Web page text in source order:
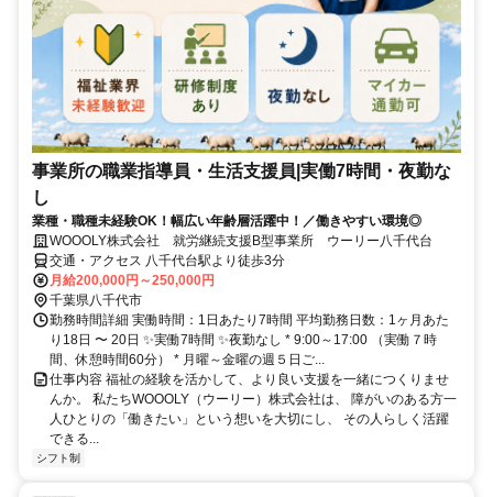
事業所の職業指導員・生活支援員|実働7時間・夜勤な
し
業種・職種未経験OK！幅広い年齢層活躍中！／働きやすい環境◎
WOOOLY株式会社 就労継続支援B型事業所 ウーリー八千代台
交通・アクセス 八千代台駅より徒歩3分
月給200,000円～250,000円
千葉県八千代市
勤務時間詳細 実働時間：1日あたり7時間 平均勤務日数：1ヶ月あた
り18日 〜 20日 ✨実働7時間 ✨夜勤なし * 9:00～17:00 （実働７時
間、休憩時間60分） * 月曜～金曜の週５日ご...
仕事内容 福祉の経験を活かして、より良い支援を一緒につくりませ
んか。 私たちWOOOLY（ウーリー）株式会社は、 障がいのある方一
人ひとりの「働きたい」という想いを大切にし、 その人らしく活躍
できる...
シフト制